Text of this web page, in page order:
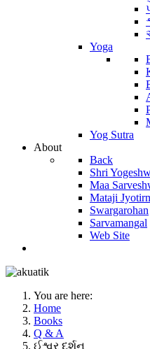
Yoga
Yog Sutra
About
Back
Shri
Maa
Mataji
Swargarohan
Sarvamangal
Web Site
You are here:
Home
Books
Q & A
ઈશ્વર દર્શન